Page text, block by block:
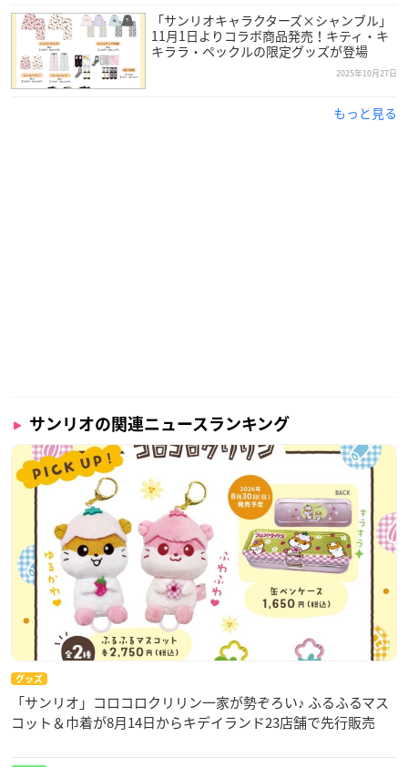
「サンリオキャラクターズ×シャンブル」
11月1日よりコラボ商品発売！キティ・キ
キララ・ペックルの限定グッズが登場
2025年10月27日
もっと見る
サンリオの関連ニュースランキング
グッズ
「サンリオ」コロコロクリリン一家が勢ぞろい♪ ふるふるマス
コット＆巾着が8月14日からキデイランド23店舗で先行販売